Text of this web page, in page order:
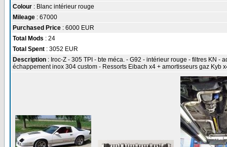
Colour : Blanc intérieur rouge
Mileage : 67000
Purchased Price : 6000 EUR
Total Mods : 24
Total Spent : 3052 EUR
Description : Iroc-Z - 305 TPI - bte méca. - G92 - intérieur rouge - filtres KN
échappement inox 304 custom - Ressorts Eibach x4 + amortisseurs gaz Kyb